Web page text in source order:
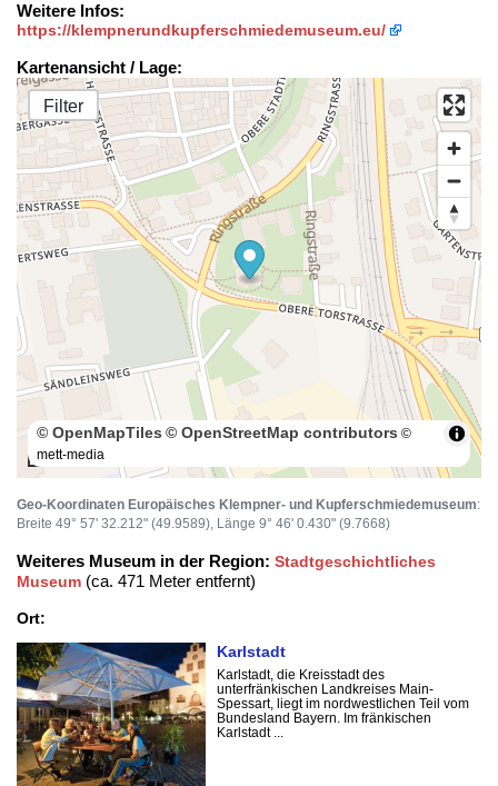
Weitere Infos:
https://klempnerundkupferschmiedemuseum.eu/
Kartenansicht / Lage:
Filter
100 m
© OpenMapTiles © OpenStreetMap contributors ©
mett-media
Geo-Koordinaten Europäisches Klempner- und Kupferschmiedemuseum:
Breite 49° 57' 32.212" (49.9589), Länge 9° 46' 0.430" (9.7668)
Weiteres Museum in der Region: Stadtgeschichtliches
Museum (ca. 471 Meter entfernt)
Ort:
Karlstadt
Karlstadt, die Kreisstadt des
unterfränkischen Landkreises Main-
Spessart, liegt im nordwestlichen Teil vom
Bundesland Bayern. Im fränkischen
Karlstadt ...